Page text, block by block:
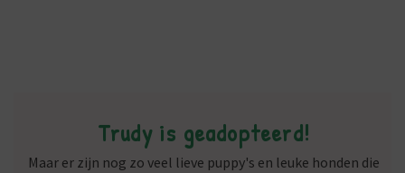
Trudy is geadopteerd!
Maar er zijn nog zo veel lieve puppy's en leuke honden die